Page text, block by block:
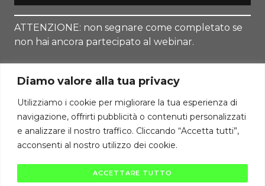
Diamo valore alla tua privacy
Utilizziamo i cookie per migliorare la tua esperienza di
navigazione, offrirti pubblicità o contenuti personalizzati
e analizzare il nostro traffico. Cliccando “Accetta tutti”,
acconsenti al nostro utilizzo dei cookie.
ACCETTARE TUTTO
ATTENZIONE: non segnare come completato se
non hai ancora partecipato al webinar.
Torna alla Lezione
Diritti di autore riservati Cambiodicampo ©
La pubblicazione e diffusione di questi contenuti è severamente vietata